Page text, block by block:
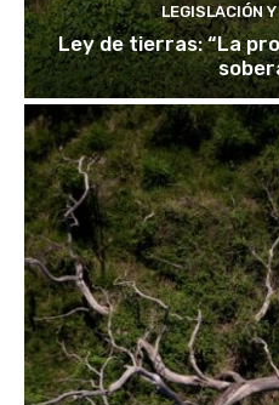
LEGISLACIÓN
Ley de tierras: “La